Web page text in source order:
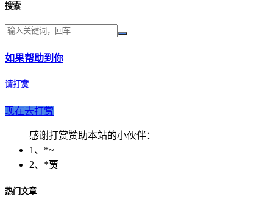
搜索
如果帮助到你
请打赏
现在去打赏
感谢打赏赞助本站的小伙伴：
1、*~
2、*贾
热门文章